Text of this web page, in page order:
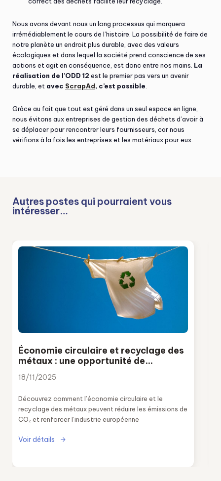
Nous avons devant nous un long processus qui marquera
irrémédiablement le cours de l’histoire. La possibilité de faire de
notre planète un endroit plus durable, avec des valeurs
écologiques et dans lequel la société prend conscience de ses
actions et agit en conséquence, est donc entre nos mains. La
réalisation de l’ODD 12 est le premier pas vers un avenir
durable, et avec ScrapAd, c’est possible
Grâce au fait que tout est géré dans un seul espace en ligne,
nous évitons aux entreprises de gestion des déchets d’avoir à
se déplacer pour rencontrer leurs fournisseurs, car nous
vérifions à la fois les entreprises et les matériaux pour eux.
Autres postes qui pourraient vous
intéresser…
Économie circulaire et recyclage des
métaux : une opportunité de
décarbonation
18/11/2025
Découvrez comment l’économie circulaire et le
recyclage des métaux peuvent réduire les émissions de
CO₂ et renforcer l’industrie européenne
Voir détails